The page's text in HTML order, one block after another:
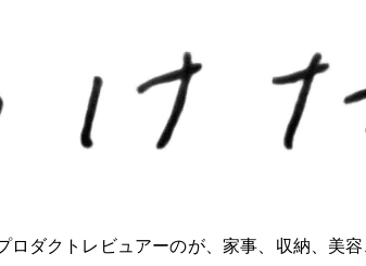
ロダクトレビュアーのMioが、家事、収納